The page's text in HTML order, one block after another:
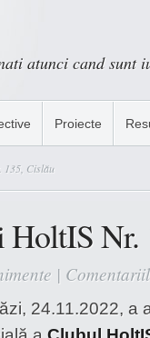
atunci cand sunt
Proiecte
135, Cislău
Nr.
|
24.11.2022, a